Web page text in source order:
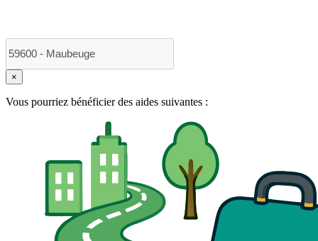
×
Vous pourriez bénéficier des aides suivantes :